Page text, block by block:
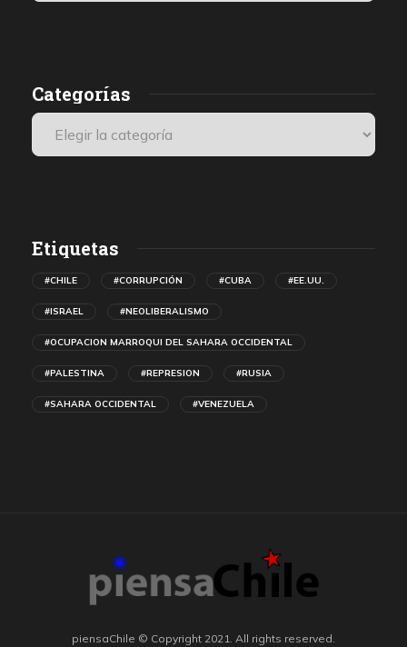
Categorías
Etiquetas
#CHILE #CORRUPCIÓN #CUBA #EE.UU.
#ISRAEL #NEOLIBERALISMO
#OCUPACION MARROQUI DEL SAHARA OCCIDENTAL
#PALESTINA #REPRESION #RUSIA
#SAHARA OCCIDENTAL #VENEZUELA
piensaChile © Copyright 2021. All rights reserved.